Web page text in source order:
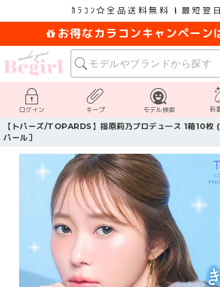
ｶﾗｺﾝ 全品送料無料 最短翌
お得なカラコンキャンペーン
ログイン キープ モデル検索 新
【トパーズ/TOPARDS】指原莉乃プロデュ―ス 1箱10枚
パール］